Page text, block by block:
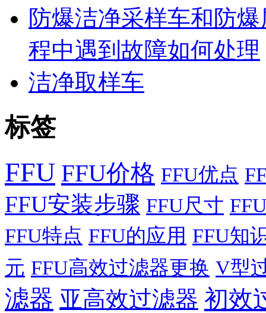
防爆洁净采样车和防
程中遇到故障如何处理
洁净取样车
标签
FFU FFU价格 FFU优点
FFU安装步骤 FFU尺寸
FFU特点 FFU的应用 FFU知
元 FFU高效过滤器更换 V型
滤器 亚高效过滤器 初效